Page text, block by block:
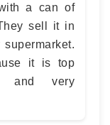
a can of
sell it in
it is top
and very